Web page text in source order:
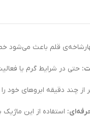
قلم باعث می‌شود
حتی در شرایط گرم یا
از چند دقیقه ابروهای خود
استفاده از این